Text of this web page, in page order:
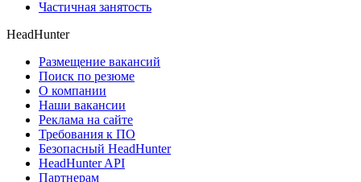
Частичная занятость
HeadHunter
Размещение вакансий
Поиск по резюме
О компании
Наши вакансии
Реклама на сайте
Требования к ПО
Безопасный HeadHunter
HeadHunter API
Партнерам